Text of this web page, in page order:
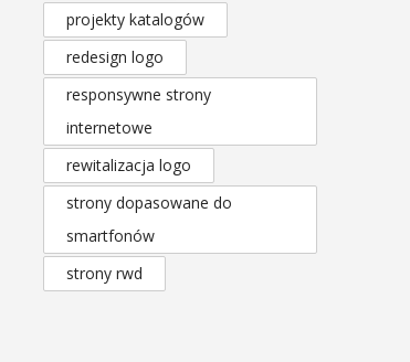
projekty katalogów
redesign logo
responsywne strony
internetowe
rewitalizacja logo
strony dopasowane do
smartfonów
strony rwd